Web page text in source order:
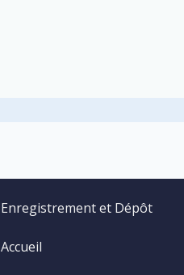
Enregistrement et Dépôt
Accueil